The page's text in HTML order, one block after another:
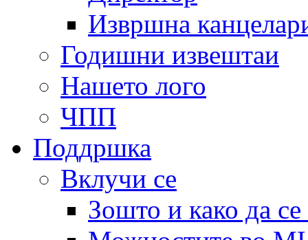
Извршна
Годишни извештаи
Нашето лого
ЧПП
Поддршка
Вклучи се
Зошто и како да